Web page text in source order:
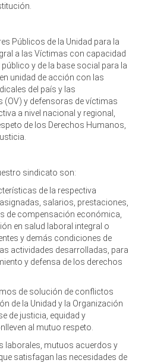
Públicos de la Unidad para la
a las Víctimas con capacidad
y de la base social para la
unidad de acción con las
del país y las
(OV) y defensoras de víctimas
a nivel nacional y regional,
de los Derechos Humanos,
sindicato son:
de la respectiva
salarios, prestaciones,
de compensación económica,
en salud laboral integral o
y demás condiciones de
actividades desarrolladas, para
y defensa de los derechos
de solución de conflictos
de la Unidad y la Organización
de justicia, equidad y
al mutuo respeto.
laborales, mutuos acuerdos y
satisfagan las necesidades de